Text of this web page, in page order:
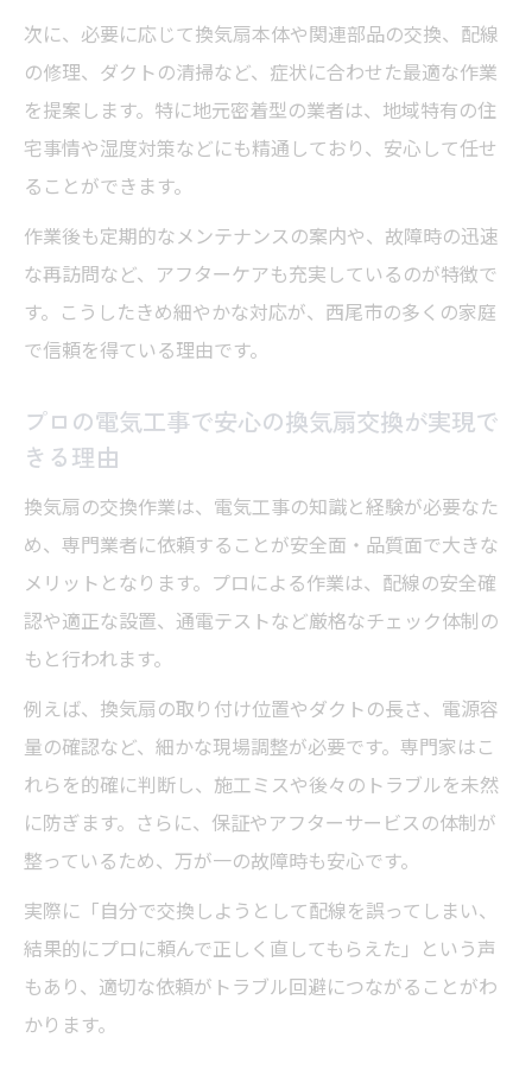
信頼できる電気工事で安心の換気扇リニューア
ル
信頼性の高い電気工事が換気扇リニューア
ル成功の鍵
西尾 電気工事業者選びでリニューアルの安
心感が違う
安心の換気扇リニューアルはプロの電気工
事が必須
換気扇リニューアルで重視したい電気工事
電気工事の信頼性が換気扇リニューアル後
の満足度に直結
アフターサポートも安心な換気扇の交換工事
電気工事後のアフターサポートが選ばれる
理由
換気扇の交換後も安心な電気工事業者の特
徴
西尾 電気工事で充実したアフターサービス
を受ける方法
換気扇交換後のトラブルにも電気工事がし
っかり対応
長期サポートが魅力の電気工事で換気扇を
安心利用
電気工事士が語る換気扇交換時の注意点
電気工事士が教える換気扇交換で失敗しな
次に、必要に応じて換気扇本体や関連部品の交換、配線
の修理、ダクトの清掃など、症状に合わせた最適な作業
を提案します。特に地元密着型の業者は、地域特有の住
宅事情や湿度対策などにも精通しており、安心して任せ
ることができます。
作業後も定期的なメンテナンスの案内や、故障時の迅速
な再訪問など、アフターケアも充実しているのが特徴で
す。こうしたきめ細やかな対応が、西尾市の多くの家庭
で信頼を得ている理由です。
プロの電気工事で安心の換気扇交換が実現で
きる理由
換気扇の交換作業は、電気工事の知識と経験が必要なた
め、専門業者に依頼することが安全面・品質面で大きな
メリットとなります。プロによる作業は、配線の安全確
認や適正な設置、通電テストなど厳格なチェック体制の
もと行われます。
例えば、換気扇の取り付け位置やダクトの長さ、電源容
量の確認など、細かな現場調整が必要です。専門家はこ
れらを的確に判断し、施工ミスや後々のトラブルを未然
に防ぎます。さらに、保証やアフターサービスの体制が
整っているため、万が一の故障時も安心です。
実際に「自分で交換しようとして配線を誤ってしまい、
結果的にプロに頼んで正しく直してもらえた」という声
もあり、適切な依頼がトラブル回避につながることがわ
かります。